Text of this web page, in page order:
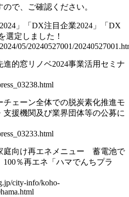
で、ご確認ください。
」「DX注目企業2024」「DX
選定しました！
05/20240527001/
的窓リノベ2024事業活用セミナ
ェーン全体での脱炭素化推進モ
援機関及び業界団体等の公募に
向け再エネメニュー 蓄電池で
％再エネ「ハマでんちプラ
city-info/koho-